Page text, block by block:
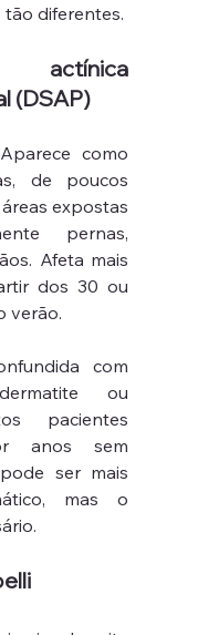
diferentes.
actínica
(DSAP)
como
de poucos
expostas
pernas,
Afeta mais
dos 30 ou
verão.
com
ou
pacientes
anos sem
ser mais
mas o